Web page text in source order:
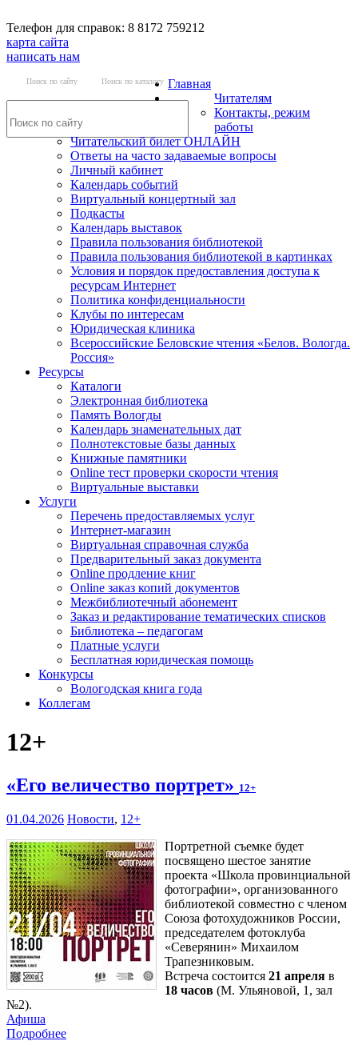
Телефон для справок: 8 8172 759212
карта сайта
написать нам
Поиск по сайту Поиск по каталогу Главная
Читателям
Контакты, режим
работы
Читательский билет ОНЛАЙН
Ответы на часто задаваемые вопросы
Личный кабинет
Календарь событий
Виртуальный концертный зал
Подкасты
Календарь выставок
Правила пользования библиотекой
Правила пользования библиотекой в картинках
Условия и порядок предоставления доступа к
ресурсам Интернет
Политика конфиденциальности
Клубы по интересам
Юридическая клиника
Всероссийские Беловские чтения «Белов. Вологда.
Россия»
Ресурсы
Каталоги
Электронная библиотека
Память Вологды
Календарь знаменательных дат
Полнотекстовые базы данных
Книжные памятники
Online тест проверки скорости чтения
Виртуальные выставки
Услуги
Перечень предоставляемых услуг
Интернет-магазин
Виртуальная справочная служба
Предварительный заказ документа
Online продление книг
Online заказ копий документов
Межбиблиотечный абонемент
Заказ и редактирование тематических списков
Библиотека – педагогам
Платные услуги
Бесплатная юридическая помощь
Конкурсы
Вологодская книга года
Коллегам
12+
«Его величество портрет» 12+
01.04.2026 Новости, 12+
Портретной съемке будет
посвящено шестое занятие
проекта «Школа провинциальной
фотографии», организованного
библиотекой совместно с членом
Союза фотохудожников России,
председателем фотоклуба
«Северянин» Михаилом
Трапезниковым.
Встреча состоится 21 апреля в
18 часов (М. Ульяновой, 1, зал
№2).
Афиша
Подробнее